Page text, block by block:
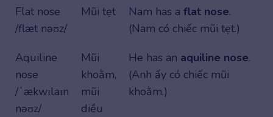
Flat nose
/flæt nəʊz/
Mũi tẹt Nam has a flat nose.
(Nam có chiếc mũi tẹt.)
Aquiline
nose
/ˈækwɪlaɪn
nəʊz/
Mũi
khoằm,
mũi
diều
He has an aquiline nose.
(Anh ấy có chiếc mũi
khoằm.)